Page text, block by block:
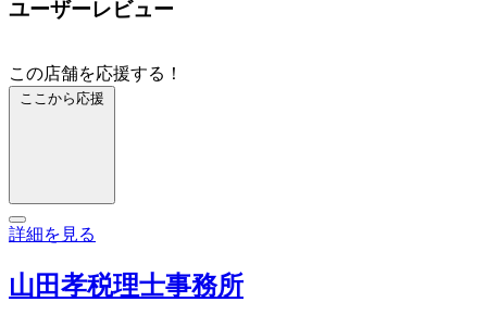
ユーザーレビュー
この店舗を応援する！
ここから応援
詳細を見る
山田孝税理士事務所